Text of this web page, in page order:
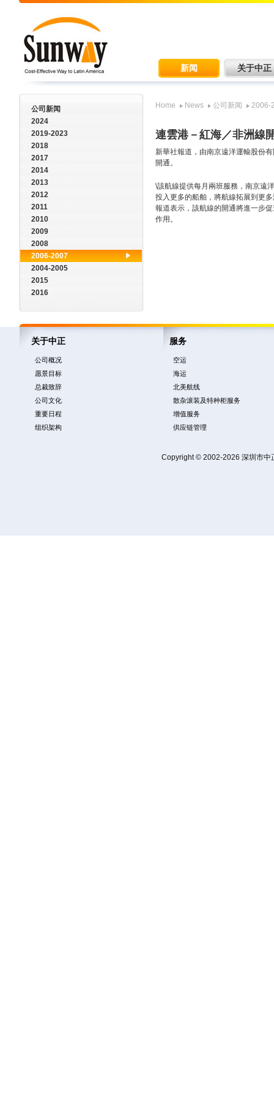
新闻 关于中正
公司新闻
2024
2019-2023
2018
2017
2014
2013
2012
2011
2010
2009
2008
2006-2007
2004-2005
2015
2016
Home News 公司新闻 2006-
連雲港－紅海／非洲線
新華社報道，由南京遠洋運輸股份
開通。
\該航線提供每月兩班服務，南京遠
投入更多的船舶，將航線拓展到更
報道表示，該航線的開通將進一步
作用。
关于中正
公司概况
愿景目标
总裁致辞
公司文化
重要日程
组织架构
服务
空运
海运
北美航线
散杂滚装及特种柜服务
增值服务
供应链管理
Copyright © 2002-2026 深圳市中